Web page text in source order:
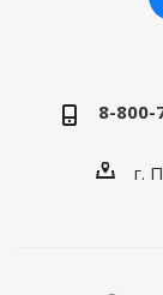
8-800-
г.